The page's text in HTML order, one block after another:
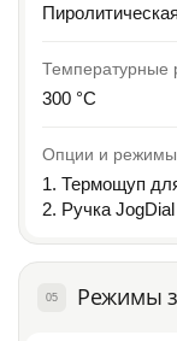
Температурные
300 °C
Опции и режимы
1. Термощуп
2. Ручка
05 Режимы